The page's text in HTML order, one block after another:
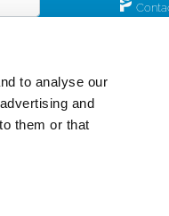
to analyse our
and
them or that
KvK: